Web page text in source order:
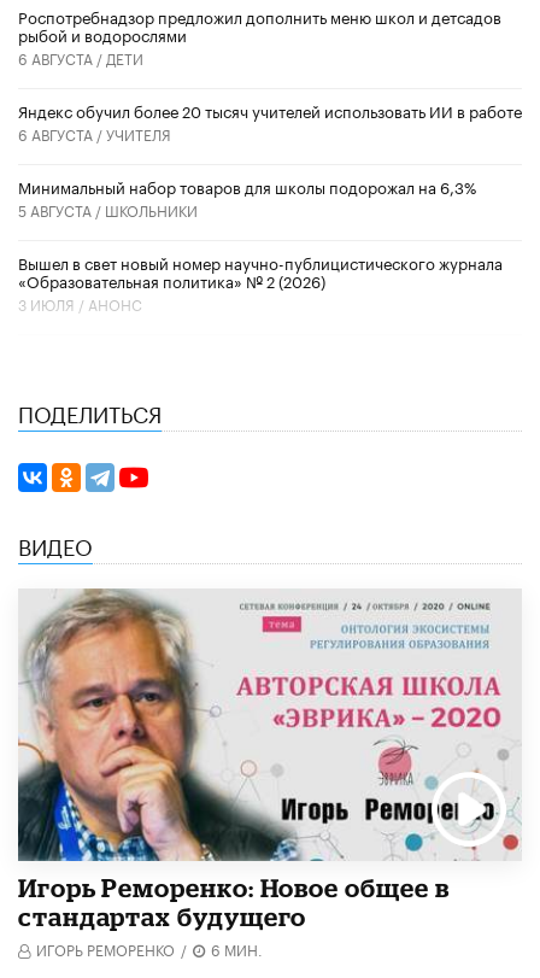
Роспотребнадзор предложил дополнить меню школ и детсадов
рыбой и водорослями
6 АВГУСТА / ДЕТИ
​Яндекс обучил более 20 тысяч учителей использовать ИИ в работе
6 АВГУСТА /УЧИТЕЛЯ
Минимальный набор товаров для школы подорожал на 6,3%
5 АВГУСТА / ШКОЛЬНИКИ
Вышел в свет новый номер научно-публицистического журнала
«Образовательная политика» № 2 (2026)
3 ИЮЛЯ / АНОНС
ПОДЕЛИТЬСЯ
ВИДЕО
Игорь Реморенко: Новое общее в
стандартах будущего
ИГОРЬ РЕМОРЕНКО / 6 МИН.